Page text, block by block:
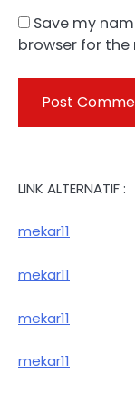
Save my
browser for
LINK ALTERNATIF :
mekar11
mekar11
mekar11
mekar11